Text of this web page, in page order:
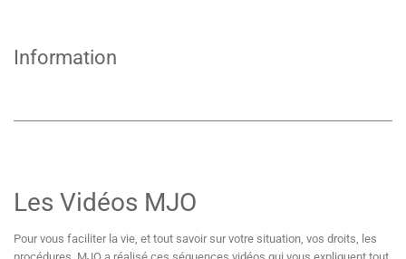
Information
Les Vidéos MJO
Pour vous faciliter la vie, et tout savoir sur votre situation, vos droits, les